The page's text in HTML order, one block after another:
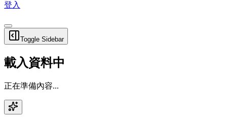
登入
Toggle Sidebar
載入資料中
正在準備內容...